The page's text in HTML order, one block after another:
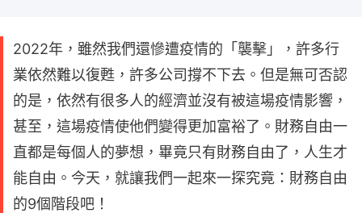
2022年，雖然我們還慘遭疫情的「襲擊」，許多行
業依然難以復甦，許多公司撐不下去。但是無可否認
的是，依然有很多人的經濟並沒有被這場疫情影響，
甚至，這場疫情使他們變得更加富裕了。財務自由一
直都是每個人的夢想，畢竟只有財務自由了，人生才
能自由。今天，就讓我們一起來一探究竟：財務自由
的9個階段吧！